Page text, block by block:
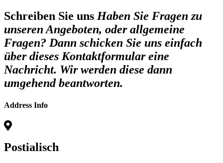
Schreiben Sie uns Haben Sie Fragen zu
unseren Angeboten, oder allgemeine
Fragen? Dann schicken Sie uns einfach
über dieses Kontaktformular eine
Nachricht. Wir werden diese dann
umgehend beantworten.
Address Info
Postialisch